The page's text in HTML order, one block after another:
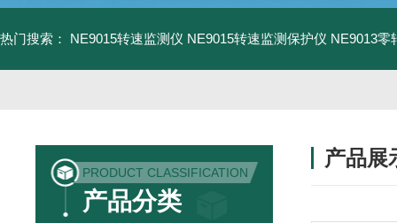
热门搜索： NE9015转速监测仪 NE9015转速监测保护仪 NE9013零
PRODUCT CLASSIFICATION
产品分类
产品展